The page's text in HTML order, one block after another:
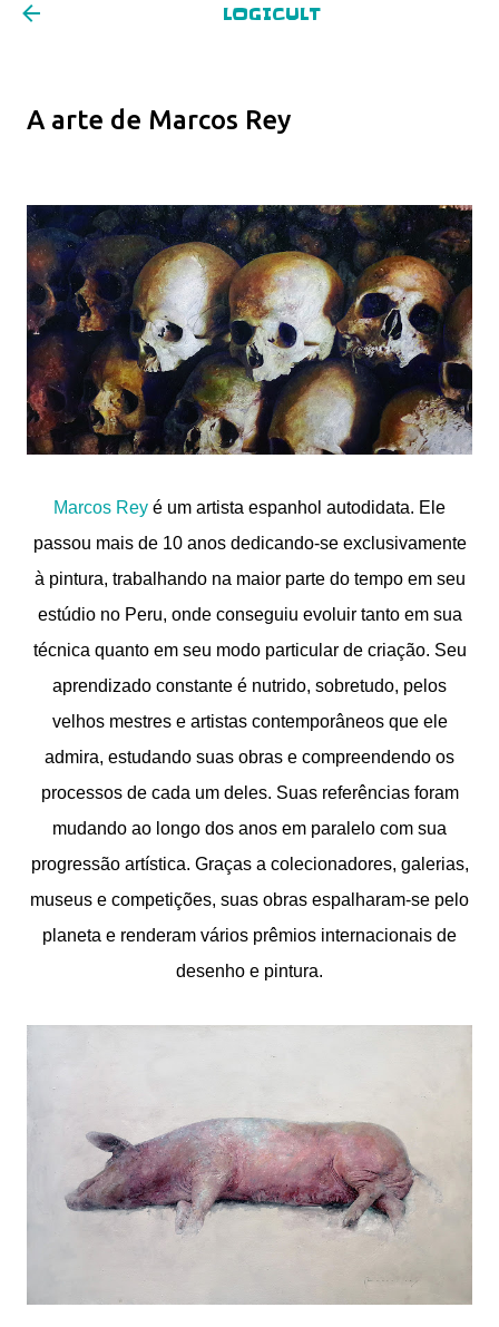
LOGICULT
A arte de Marcos Rey
Marcos Rey é um artista espanhol autodidata. Ele
passou mais de 10 anos dedicando-se exclusivamente
à pintura, trabalhando na maior parte do tempo em seu
estúdio no Peru, onde conseguiu evoluir tanto em sua
técnica quanto em seu modo particular de criação. Seu
aprendizado constante é nutrido, sobretudo, pelos
velhos mestres e artistas contemporâneos que ele
admira, estudando suas obras e compreendendo os
processos de cada um deles. Suas referências foram
mudando ao longo dos anos em paralelo com sua
progressão artística. Graças a colecionadores, galerias,
museus e competições, suas obras espalharam-se pelo
planeta e renderam vários prêmios internacionais de
desenho e pintura.